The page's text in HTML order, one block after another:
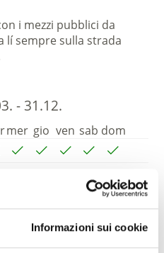
Informazioni sui cookie
i mezzi pubblici da
lí sempre sulla strada
- 31.12.
mer gio ven sab dom